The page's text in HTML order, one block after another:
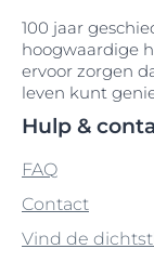
100 jaar
hoogwaardige
ervoor zorgen
leven kunt
Hulp &
FAQ
Contact
Vind de